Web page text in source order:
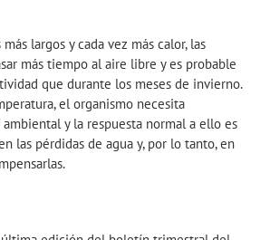
largos y cada vez más calor, las
más tiempo al aire libre y es probable
que durante los meses de invierno.
el organismo necesita
y la respuesta normal a ello es
las pérdidas de agua y, por lo tanto, en